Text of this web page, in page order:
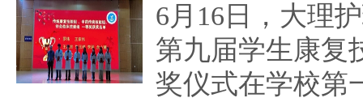
6月16日，大理
第九届学生康复
奖仪式在学校第